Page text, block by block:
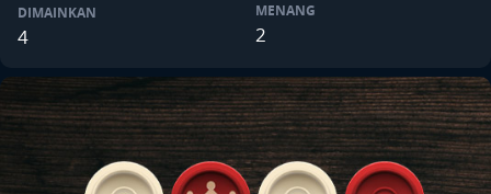
DIMAINKAN
4
MENANG
2